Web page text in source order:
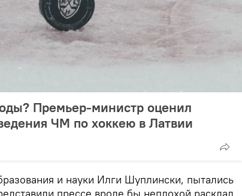
Премьер-министр оценил
ЧМ по хоккею в Латвии
и науки Илги Шуплински, пытались
прессе вроде бы неплохой расклад.